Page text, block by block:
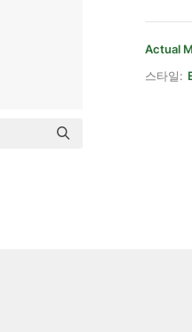
Actual
스타일: